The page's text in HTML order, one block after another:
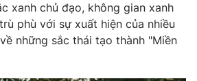
Bất động sản
xanh chủ đạo, không gian xanh
phù với sự xuất hiện của nhiều
những sắc thái tạo thành "Miền